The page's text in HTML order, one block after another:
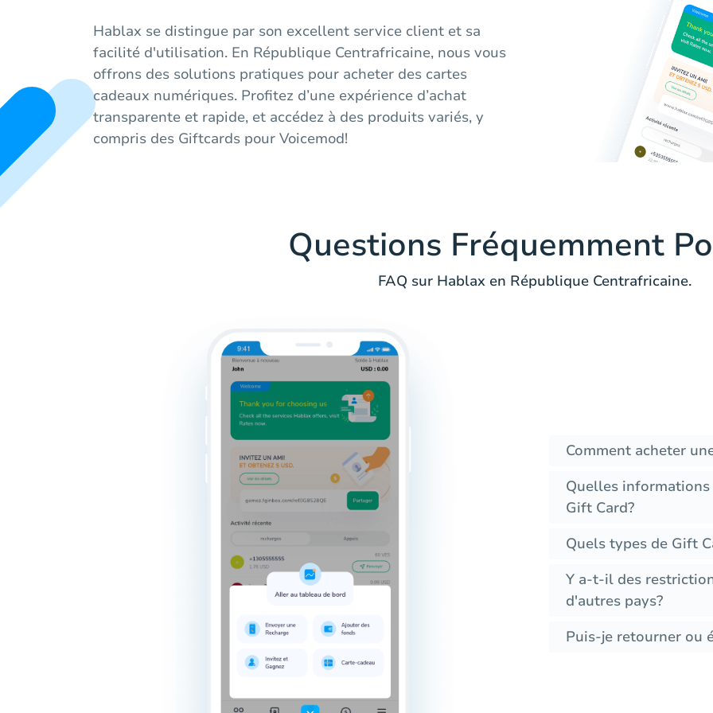
Hablax se distingue par son excellent service client et sa
facilité d'utilisation. En République Centrafricaine, nous vous
offrons des solutions pratiques pour acheter des cartes
cadeaux numériques. Profitez d’une expérience d’achat
transparente et rapide, et accédez à des produits variés, y
compris des Giftcards pour Voicemod!
Questions Fréquemment
FAQ sur Hablax en République Centrafricaine.
Comment acheter
Quelles
Gift Card?
Quels types de Gift
Y a-t-il des
d'autres pays?
Puis-je retourner ou